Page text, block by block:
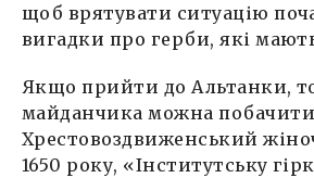
щоб врятувати ситуацію
вигадки про герби, які
Якщо прийти до Альтанки,
майданчика можна побачити
Хрестовоздвиженський
1650 року, «Інститутську